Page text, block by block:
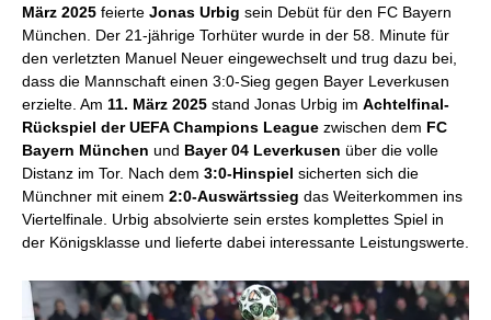
März 2025 feierte Jonas Urbig sein Debüt für den FC Bayern
München. Der 21-jährige Torhüter wurde in der 58. Minute für
den verletzten Manuel Neuer eingewechselt und trug dazu bei,
dass die Mannschaft einen 3:0-Sieg gegen Bayer Leverkusen
erzielte. Am 11. März 2025 stand Jonas Urbig im Achtelfinal-
Rückspiel der UEFA Champions League zwischen dem FC
Bayern München und Bayer 04 Leverkusen über die volle
Distanz im Tor. Nach dem 3:0-Hinspiel sicherten sich die
Münchner mit einem 2:0-Auswärtssieg das Weiterkommen ins
Viertelfinale. Urbig absolvierte sein erstes komplettes Spiel in
der Königsklasse und lieferte dabei interessante Leistungswerte.